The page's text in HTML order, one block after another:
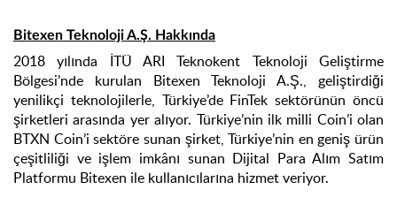
Bitexen Teknoloji A.Ş. Hakkında
2018 yılında İTÜ ARI Teknokent Teknoloji Geliştirme
Bölgesi’nde kurulan Bitexen Teknoloji A.Ş.,
geliştirdiği
yenilikçi teknolojilerle, Türkiye’de FinTek sektörünün öncü
şirketleri arasında yer alıyor. Türkiye’nin ilk milli Coin’i olan
BTXN Coin’i sektöre sunan şirket, Türkiye’nin en geniş ürün
çeşitliliği ve işlem imkânı sunan Dijital Para Alım Satım
Platformu Bitexen ile kullanıcılarına hizmet veriyor.